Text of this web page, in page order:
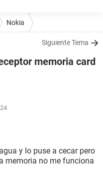
Nokia
Siguiente Tema
memoria card
y lo puse a cecar pero
memoria no me funciona